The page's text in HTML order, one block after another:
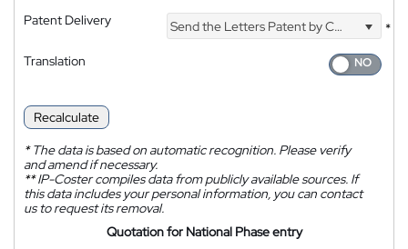
Patent Delivery Send the Letters Patent by Courier
*
Translation
Recalculate
*The data is based on automatic recognition. Please verify
and amend if necessary.
**IP-Coster compiles data from publicly available sources. If
this data includes your personal information, you can contact
us to request its removal.
Quotation for National Phase entry